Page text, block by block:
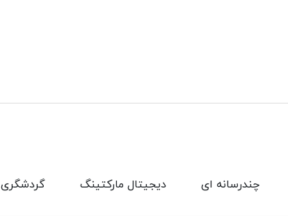
گردشگری دیجیتال مارکتینگ چندرسانه ای